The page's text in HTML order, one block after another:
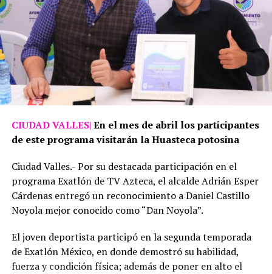
CIUDAD VALLES| En el mes de abril los participantes
de este programa visitarán la Huasteca potosina
Ciudad Valles.- Por su destacada participación en el
programa Exatlón de TV Azteca, el alcalde Adrián Esper
Cárdenas entregó un reconocimiento a Daniel Castillo
Noyola mejor conocido como “Dan Noyola”.
El joven deportista participó en la segunda temporada
de Exatlón México, en donde demostró su habilidad,
fuerza y condición física; además de poner en alto el